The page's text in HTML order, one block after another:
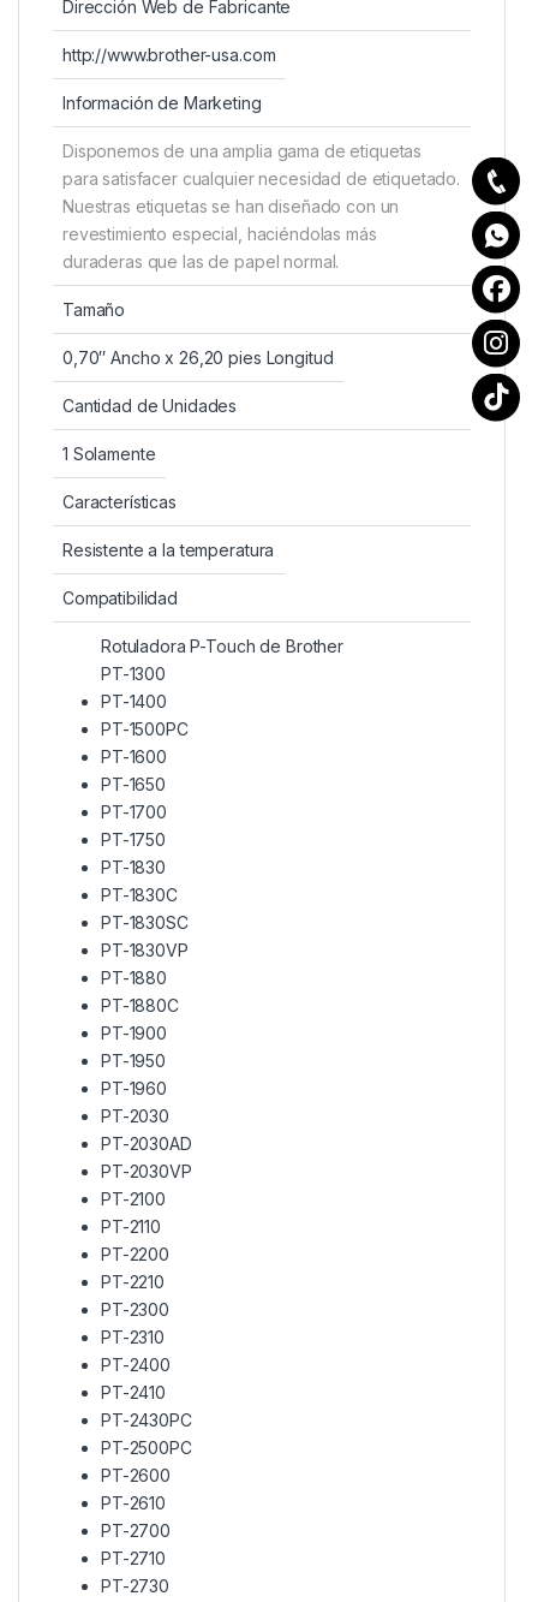
Dirección Web de Fabricante
http://www.brother-usa.com
Información de Marketing
Disponemos de una amplia gama de etiquetas
para satisfacer cualquier necesidad de etiquetado.
Nuestras etiquetas se han diseñado con un
revestimiento especial, haciéndolas más
duraderas que las de papel normal.
Tamaño
0,70″ Ancho x 26,20 pies Longitud
Cantidad de Unidades
1 Solamente
Características
Resistente a la temperatura
Compatibilidad
Rotuladora P-Touch de Brother
PT-1300
PT-1400
PT-1500PC
PT-1600
PT-1650
PT-1700
PT-1750
PT-1830
PT-1830C
PT-1830SC
PT-1830VP
PT-1880
PT-1880C
PT-1900
PT-1950
PT-1960
PT-2030
PT-2030AD
PT-2030VP
PT-2100
PT-2110
PT-2200
PT-2210
PT-2300
PT-2310
PT-2400
PT-2410
PT-2430PC
PT-2500PC
PT-2600
PT-2610
PT-2700
PT-2710
PT-2730